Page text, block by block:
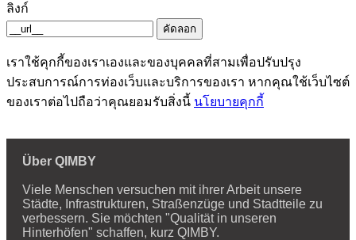
ลิงก์
คัดลอก
เราใช้คุกกี้ของเราเองและของบุคคลที่สามเพื่อปรับปรุง
ประสบการณ์การท่องเว็บและบริการของเรา หากคุณใช้เว็บไซต์
ของเราต่อไปถือว่าคุณยอมรับสิ่งนี้ นโยบายคุกกี้
Über QIMBY
Viele Menschen versuchen mit ihrer Arbeit unsere
Städte, Infrastrukturen, Straßenzüge und Stadtteile zu
verbessern. Sie möchten "Qualität in unseren
Hinterhöfen" schaffen, kurz QIMBY.